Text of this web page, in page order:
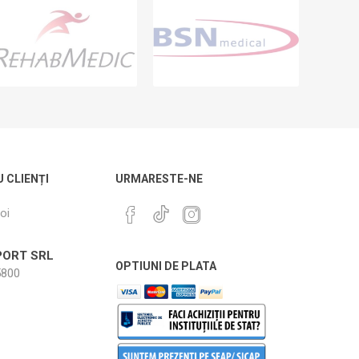
CLIENȚI
SRL
URMARESTE-NE
OPTIUNI DE PLATA